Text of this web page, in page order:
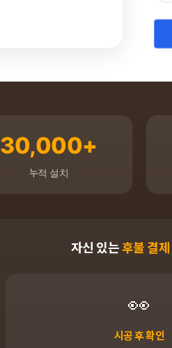
30,000+
누적 설치
자신 있는후불 결제
👀
시공 후 확인